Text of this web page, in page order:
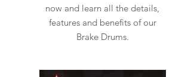
now and learn all the details,
features and benefits of our
Brake Drums.